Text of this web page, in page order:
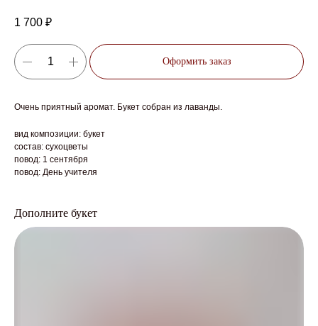
1 700 ₽
Оформить заказ
Очень приятный аромат. Букет собран из лаванды.
вид композиции: букет
состав: сухоцветы
повод: 1 сентября
повод: День учителя
Дополните букет